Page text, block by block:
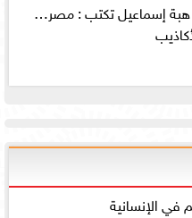
هبة إسماعيل تكتب : مصر…
في الإنسانية